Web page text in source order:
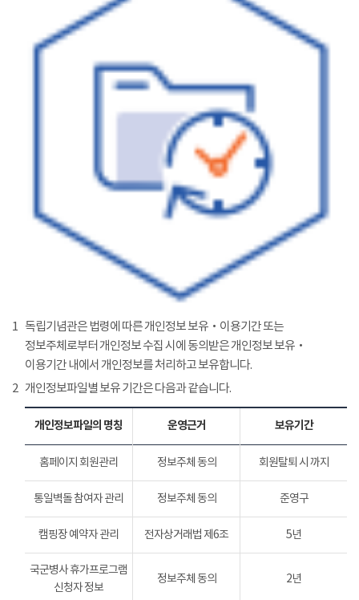
1 독립기념관은 법령에 따른 개인정보 보유‧이용기간 또는
정보주체로부터 개인정보 수집 시에 동의받은 개인정보 보유‧
이용기간 내에서 개인정보를 처리하고 보유합니다.
2 개인정보파일별 보유 기간은 다음과 같습니다.
개인정보파일의 명칭 운영근거 보유기간
홈페이지 회원관리 정보주체 동의 회원탈퇴 시 까지
통일벽돌 참여자 관리 정보주체 동의 준영구
캠핑장 예약자 관리 전자상거래법 제6조 5년
국군병사 휴가프로그램
신청자 정보
정보주체 동의 2년